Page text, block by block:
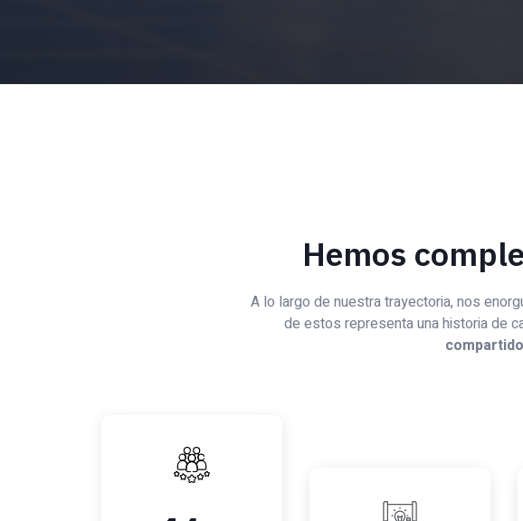
Hemos
A lo largo de nuestra trayectoria, nos
de estos representa una historia de